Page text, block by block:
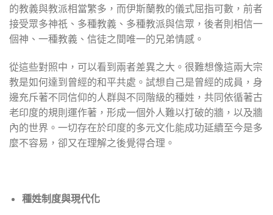
的教義與教派相當繁多，而伊斯蘭教的儀式屈指可數，前者
接受眾多神祇、多種教義、多種教派與信眾，後者則相信一
個神、一種教義、信徒之間唯一的兄弟情感。
從這些對照中，可以看到兩者差異之大。很難想像這兩大宗
教是如何達到曾經的和平共處。試想自己是曾經的成員，身
邊充斥著不同信仰的人群與不同階級的種姓，共同依循著古
老印度的規則運作著，形成一個外人難以打破的牆，以及牆
內的世界。一切存在於印度的多元文化能成功延續至今是多
麼不容易，卻又在理解之後覺得合理。
種姓制度與現代化